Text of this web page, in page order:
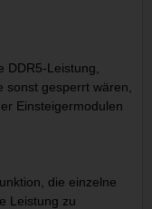
DDR5-Leistung,
gesperrt wären,
Einsteigermodulen
die einzelne
Leistung zu